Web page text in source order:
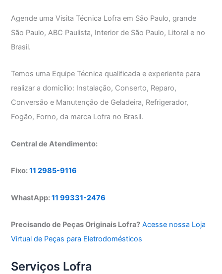
Agende uma Visita Técnica Lofra em São Paulo, grande
São Paulo, ABC Paulista, Interior de São Paulo, Litoral e no
Brasil.
Temos uma Equipe Técnica qualificada e experiente para
realizar a domicílio: Instalação, Conserto, Reparo,
Conversão e Manutenção de Geladeira, Refrigerador,
Fogão, Forno, da marca Lofra no Brasil.
Central de Atendimento:
Fixo:11 2985-9116
WhastApp:11 99331-2476
Precisando de Peças Originais Lofra? Acesse nossa Loja
Virtual de Peças para Eletrodomésticos
Serviços Lofra